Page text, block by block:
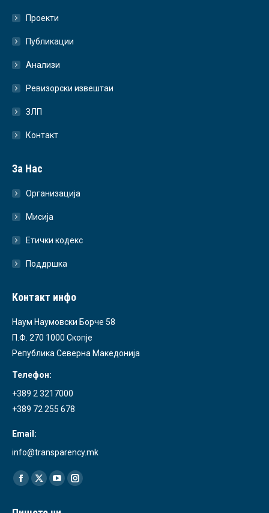
Проекти
Публикации
Анализи
Ревизорски извештаи
ЗЛП
Контакт
За Нас
Организација
Мисија
Етички кодекс
Поддршка
Контакт инфо
Наум Наумовски Борче 58
П.Ф. 270 1000 Скопје
Република Северна Македонија
Телефон:
+389 2 3217000
+389 72 255 678
Email:
info@transparency.mk
Find us on:
Facebook
X
YouTubeInstagram